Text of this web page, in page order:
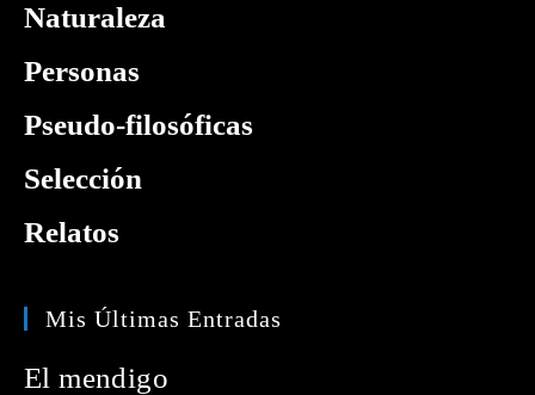
Naturaleza
Personas
Pseudo-filosóficas
Selección
Relatos
Mis Últimas Entradas
El mendigo